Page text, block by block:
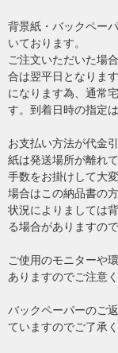
背景紙・バックペー
いております。
ご注文いただいた場
合は翌平日となりま
になります為、通常
す。到着日時の指定
お支払い方法が代金
紙は発送場所が離れ
手数をお掛けして大
場合はこの納品書の
状況によりましては
る場合がありますの
ご使用のモニターや
ありますのでご注意く
バックペーパーのご
ていますのでご了承く